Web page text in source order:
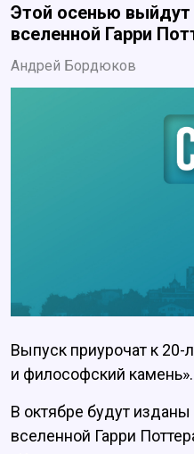
Этой осенью выйдут
вселенной Гарри
Андрей Бордюков
Выпуск приурочат к 20-
и философский камень».
В октябре будут
вселенной Гарри